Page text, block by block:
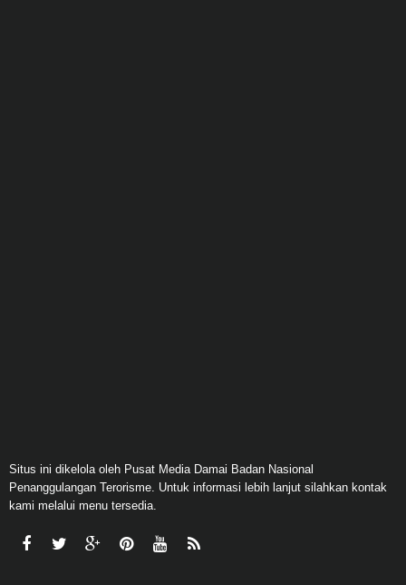
Situs ini dikelola oleh Pusat Media Damai Badan Nasional
Penanggulangan Terorisme. Untuk informasi lebih lanjut silahkan kontak
kami melalui menu tersedia.